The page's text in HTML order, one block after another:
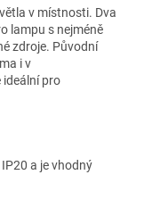
v místnosti. Dva
lampu s nejméně
zdroje. Původní
i v
ideální pro
a je vhodný